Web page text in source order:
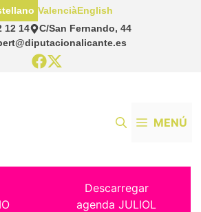
12 14
C/San Fernando, 44
ValenciàEnglish
MENÚ
Descarregar
agenda JULIOL